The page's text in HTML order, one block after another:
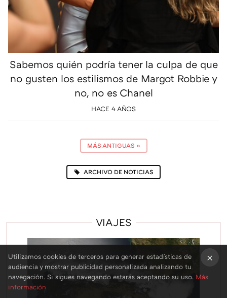
Sabemos quién podría tener la culpa de que
no gusten los estilismos de Margot Robbie y
no, no es Chanel
HACE 4 AÑOS
MÁS ANTIGUAS »
ARCHIVO DE NOTICIAS
VIAJES
Utilizamos cookies de terceros para generar estadísticas de
audiencia y mostrar publicidad personalizada analizando tu
navegación. Si sigues navegando estarás aceptando su uso. Más
información